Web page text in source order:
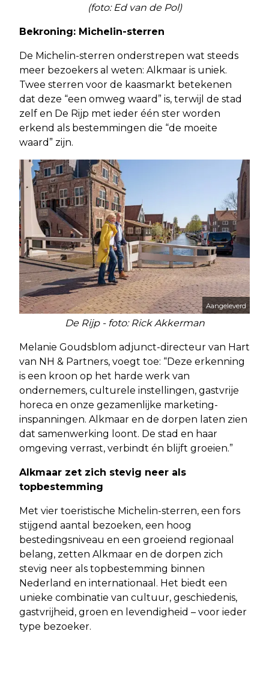
(foto: Ed van de Pol)
Bekroning: Michelin-sterren
De Michelin-sterren onderstrepen wat steeds
meer bezoekers al weten: Alkmaar is uniek.
Twee sterren voor de kaasmarkt betekenen
dat deze “een omweg waard” is, terwijl de stad
zelf en De Rijp met ieder één ster worden
erkend als bestemmingen die “de moeite
waard” zijn.
Aangeleverd
De Rijp - foto: Rick Akkerman
Melanie Goudsblom adjunct-directeur van Hart
van NH & Partners, voegt toe: “Deze erkenning
is een kroon op het harde werk van
ondernemers, culturele instellingen, gastvrije
horeca en onze gezamenlijke marketing-
inspanningen. Alkmaar en de dorpen laten zien
dat samenwerking loont. De stad en haar
omgeving verrast, verbindt én blijft groeien.”
Alkmaar zet zich stevig neer als
topbestemming
Met vier toeristische Michelin-sterren, een fors
stijgend aantal bezoeken, een hoog
bestedingsniveau en een groeiend regionaal
belang, zetten Alkmaar en de dorpen zich
stevig neer als topbestemming binnen
Nederland en internationaal. Het biedt een
unieke combinatie van cultuur, geschiedenis,
gastvrijheid, groen en levendigheid – voor ieder
type bezoeker.